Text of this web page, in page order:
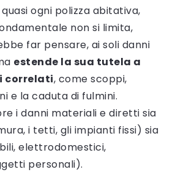
ogni polizza abitativa,
non si limita,
far pensare, ai soli danni
estende la sua tutela a
correlati, come scoppi,
e la caduta di fulmini.
i danni materiali e diretti sia
i tetti, gli impianti fissi) sia
elettrodomestici,
personali).